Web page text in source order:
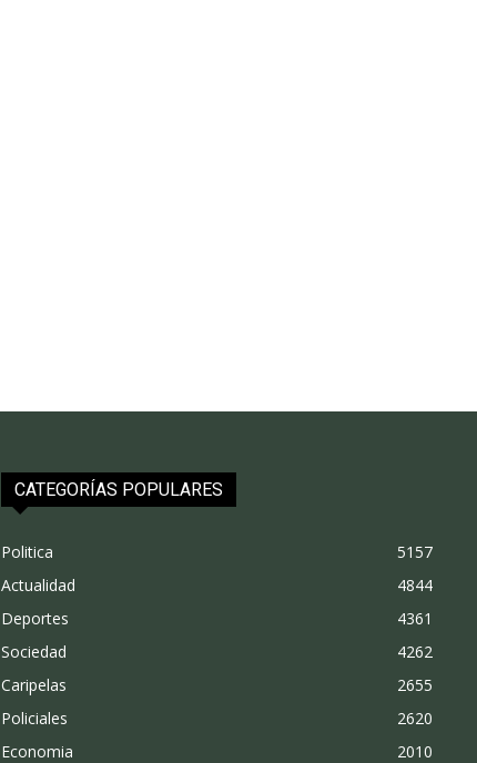
CATEGORÍAS POPULARES
Politica
5157
Actualidad
4844
Deportes
4361
Sociedad
4262
Caripelas
2655
Policiales
2620
Economia
2010